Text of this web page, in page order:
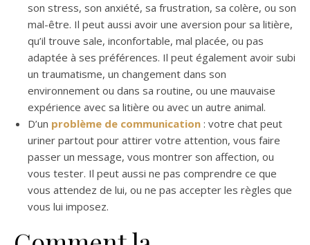
son stress, son anxiété, sa frustration, sa colère, ou son
mal-être. Il peut aussi avoir une aversion pour sa litière,
qu’il trouve sale, inconfortable, mal placée, ou pas
adaptée à ses préférences. Il peut également avoir subi
un traumatisme, un changement dans son
environnement ou dans sa routine, ou une mauvaise
expérience avec sa litière ou avec un autre animal.
D’un problème de communication : votre chat peut
uriner partout pour attirer votre attention, vous faire
passer un message, vous montrer son affection, ou
vous tester. Il peut aussi ne pas comprendre ce que
vous attendez de lui, ou ne pas accepter les règles que
vous lui imposez.